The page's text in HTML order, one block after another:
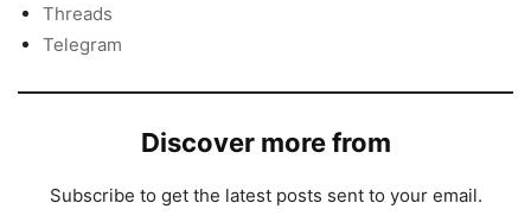
Threads
Telegram
Discover more from
Subscribe to get the latest posts sent to your email.